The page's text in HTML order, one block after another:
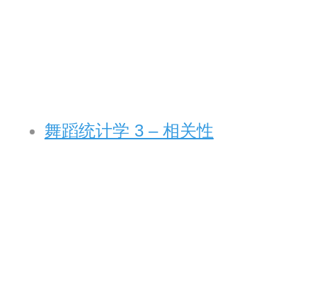
舞蹈统计学 3 – 相关性